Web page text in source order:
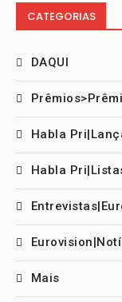
CATEGORIAS
DAQUI
Habla
Habla
Mais